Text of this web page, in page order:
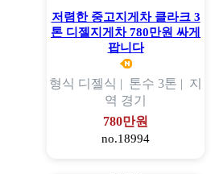
저렴한 중고지게차 클라크 3
톤 디젤지게차 780만원 싸게
팝니다
형식 디젤식 | 톤수 3톤 | 지
역 경기
780만원
no.18994